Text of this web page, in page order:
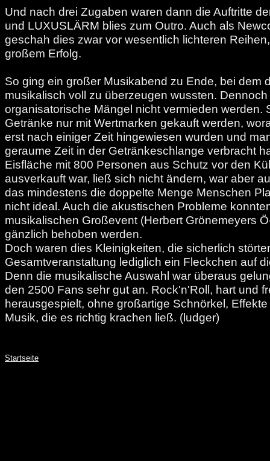
Und nach drei Zugaben waren dann die Auftritte
und LUXUSLÄRM blies zum Outro. Auch als
geschah dies zwar vor wesentlich lichteren
großem Erfolg.
So ging ein großer Musikabend zu Ende, bei dem
musikalisch voll zu überzeugen wussten.
organisatorische Mängel nicht vermieden werden.
Getränke nur mit Wertmarken gekauft werden,
erst nach einiger Zeit hingewiesen wurden und
geraume Zeit in der Getränkeschlange verbracht
Eisfläche mit 800 Personen aus Schutz vor den
ausverkauft war, ließ sich nicht ändern, war aber
das mindestens die doppelte Menge Menschen
nicht ideal. Auch die akustischen Probleme
musikalischen Großevent (Herbert Grönemeyers
gänzlich behoben werden.
Doch waren dies Kleinigkeiten, die sicherlich
Gesamtveranstaltung lediglich ein Fleckchen auf
Denn die musikalische Auswahl war überaus
den 2500 Fans sehr gut an. Rock'n'Roll, hart und
herausgespielt, ohne großartige Schnörkel,
Musik, die es richtig krachen ließ. (ludger)
Startseite